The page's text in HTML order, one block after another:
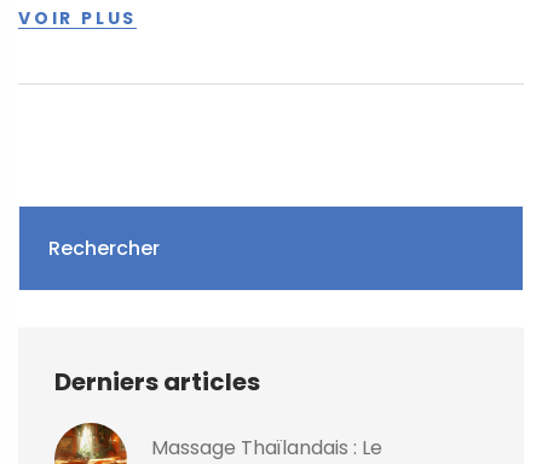
Prague. Jamais je n'aurais pu imaginer que mon séjour
VOIR PLUS
Rechercher
Derniers articles
Massage Thaïlandais : Le